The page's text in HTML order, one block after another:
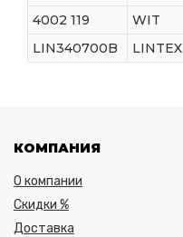
4002 119
WIT
LIN340700B
LINTEX
КОМПАНИЯ
О компании
Скидки %
Доставка